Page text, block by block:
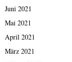
Juni 2021
Mai 2021
April 2021
März 2021